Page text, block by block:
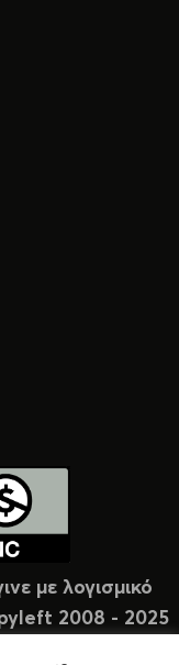
με λογισμικό
2008 - 2025